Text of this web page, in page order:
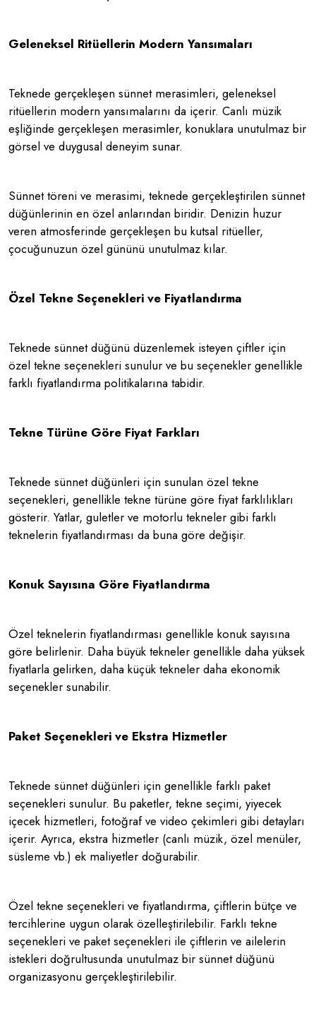
Geleneksel Ritüellerin Modern Yansımaları
Teknede gerçekleşen sünnet merasimleri, geleneksel
ritüellerin modern yansımalarını da içerir. Canlı müzik
eşliğinde gerçekleşen merasimler, konuklara unutulmaz bir
görsel ve duygusal deneyim sunar.
Sünnet töreni ve merasimi, teknede gerçekleştirilen sünnet
düğünlerinin en özel anlarından biridir. Denizin huzur
veren atmosferinde gerçekleşen bu kutsal ritüeller,
çocuğunuzun özel gününü unutulmaz kılar.
Özel Tekne Seçenekleri ve Fiyatlandırma
Teknede sünnet düğünü düzenlemek isteyen çiftler için
özel tekne seçenekleri sunulur ve bu seçenekler genellikle
farklı fiyatlandırma politikalarına tabidir.
Tekne Türüne Göre Fiyat Farkları
Teknede sünnet düğünleri için sunulan özel tekne
seçenekleri, genellikle tekne türüne göre fiyat farklılıkları
gösterir. Yatlar, guletler ve motorlu tekneler gibi farklı
teknelerin fiyatlandırması da buna göre değişir.
Konuk Sayısına Göre Fiyatlandırma
Özel teknelerin fiyatlandırması genellikle konuk sayısına
göre belirlenir. Daha büyük tekneler genellikle daha yüksek
fiyatlarla gelirken, daha küçük tekneler daha ekonomik
seçenekler sunabilir.
Paket Seçenekleri ve Ekstra Hizmetler
Teknede sünnet düğünleri için genellikle farklı paket
seçenekleri sunulur. Bu paketler, tekne seçimi, yiyecek
içecek hizmetleri, fotoğraf ve video çekimleri gibi detayları
içerir. Ayrıca, ekstra hizmetler (canlı müzik, özel menüler,
süsleme vb.) ek maliyetler doğurabilir.
Özel tekne seçenekleri ve fiyatlandırma, çiftlerin bütçe ve
tercihlerine uygun olarak özelleştirilebilir. Farklı tekne
seçenekleri ve paket seçenekleri ile çiftlerin ve ailelerin
istekleri doğrultusunda unutulmaz bir sünnet düğünü
organizasyonu gerçekleştirilebilir.